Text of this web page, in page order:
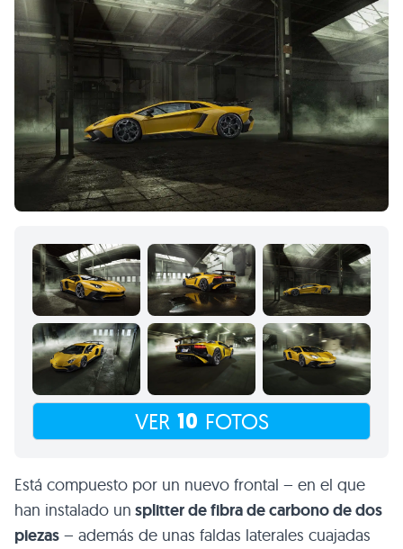
VER 10 FOTOS
Está compuesto por un nuevo frontal – en el que
han instalado un splitter de fibra de carbono de dos
piezas – además de unas faldas laterales cuajadas